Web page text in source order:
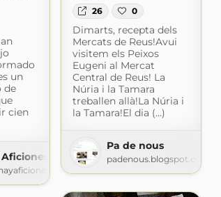
26 0
Dimarts, recepta dels
Mercats de Reus!Avui
visitem els Peixos
Eugeni al Mercat
Central de Reus! La
Núria i la Tamara
treballen allà!La Núria i
la Tamara!El dia (...)
Pa de nous
padenous.blogspot.com
un
de
cien